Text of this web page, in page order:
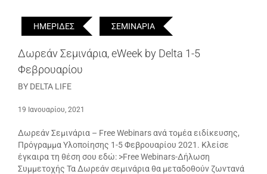
ΗΜΕΡΙΔΕΣ ΣΕΜΙΝΑΡΙΑ
Δωρεάν Σεμινάρια, eWeek by Delta 1-5
Φεβρουαρίου
BY DELTA LIFE
19 Ιανουαρίου, 2021
Δωρεάν Σεμινάρια – Free Webinars ανά τομέα ειδίκευσης,
Πρόγραμμα Υλοποίησης 1-5 Φεβρουαρίου 2021. Κλείσε
έγκαιρα τη θέση σου εδώ: >Free Webinars-Δήλωση
Συμμετοχής Τα Δωρεάν σεμινάρια θα μεταδοθούν ζωντανά